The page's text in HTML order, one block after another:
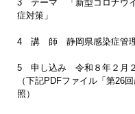
3 テーマ 「新型コロナウイ
症対策」
4 講 師 静岡県感染症管
5 申し込み 令和８年２月２
（下記PDFファイル「第26
照）